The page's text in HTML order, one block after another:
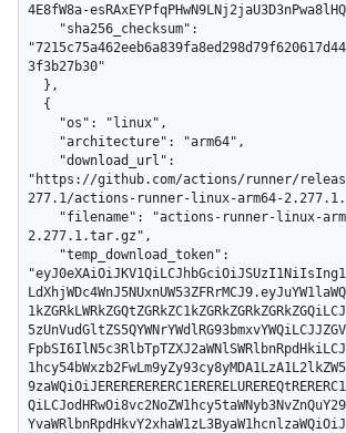
4E8fW8a-
3f3b27b30"
"https://github.com/actions/runner/
277.1/actions-runner-linux-arm64-
2.277.1.tar.gz",